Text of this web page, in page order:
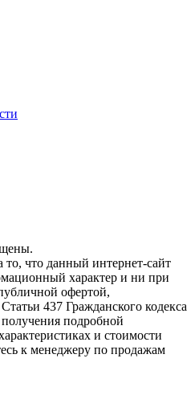
поверхностного
нагрузку от тяжёлого
дренажных систем около
в городском
на глубину 600 мм внизу
быстротока упирался в его
9
что данный интернет-сайт
характер и ни при
офертой,
437 Гражданского кодекса
подробной
и стоимости
к менеджеру по продажам